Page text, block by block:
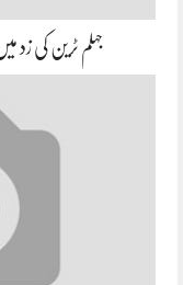
جہلم ٹرین کی زد